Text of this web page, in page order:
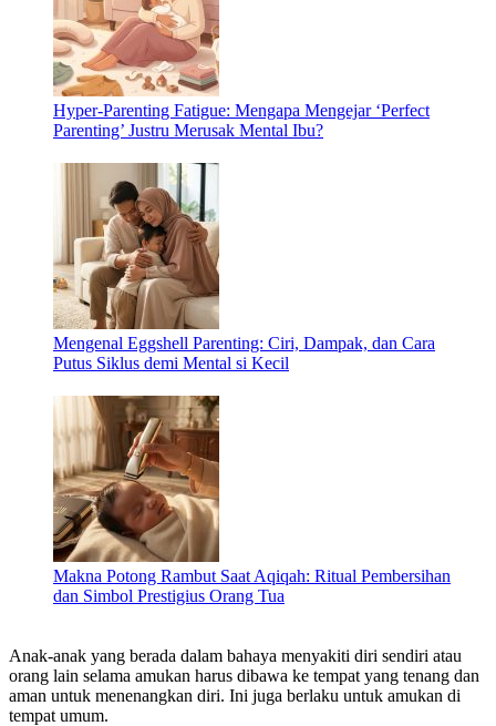
Hyper-Parenting Fatigue: Mengapa Mengejar ‘Perfect
Parenting’ Justru Merusak Mental Ibu?
Mengenal Eggshell Parenting: Ciri, Dampak, dan Cara
Putus Siklus demi Mental si Kecil
Makna Potong Rambut Saat Aqiqah: Ritual Pembersihan
dan Simbol Prestigius Orang Tua
Anak-anak yang berada dalam bahaya menyakiti diri sendiri atau
orang lain selama amukan harus dibawa ke tempat yang tenang dan
aman untuk menenangkan diri. Ini juga berlaku untuk amukan di
tempat umum.